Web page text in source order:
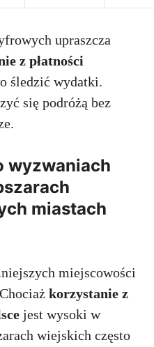
upraszcza
z płatności
śledzić wydatki.
się podróżą bez
wyzwaniach
miastach
miejscowości
korzystanie z
jest wysoki w
wiejskich często